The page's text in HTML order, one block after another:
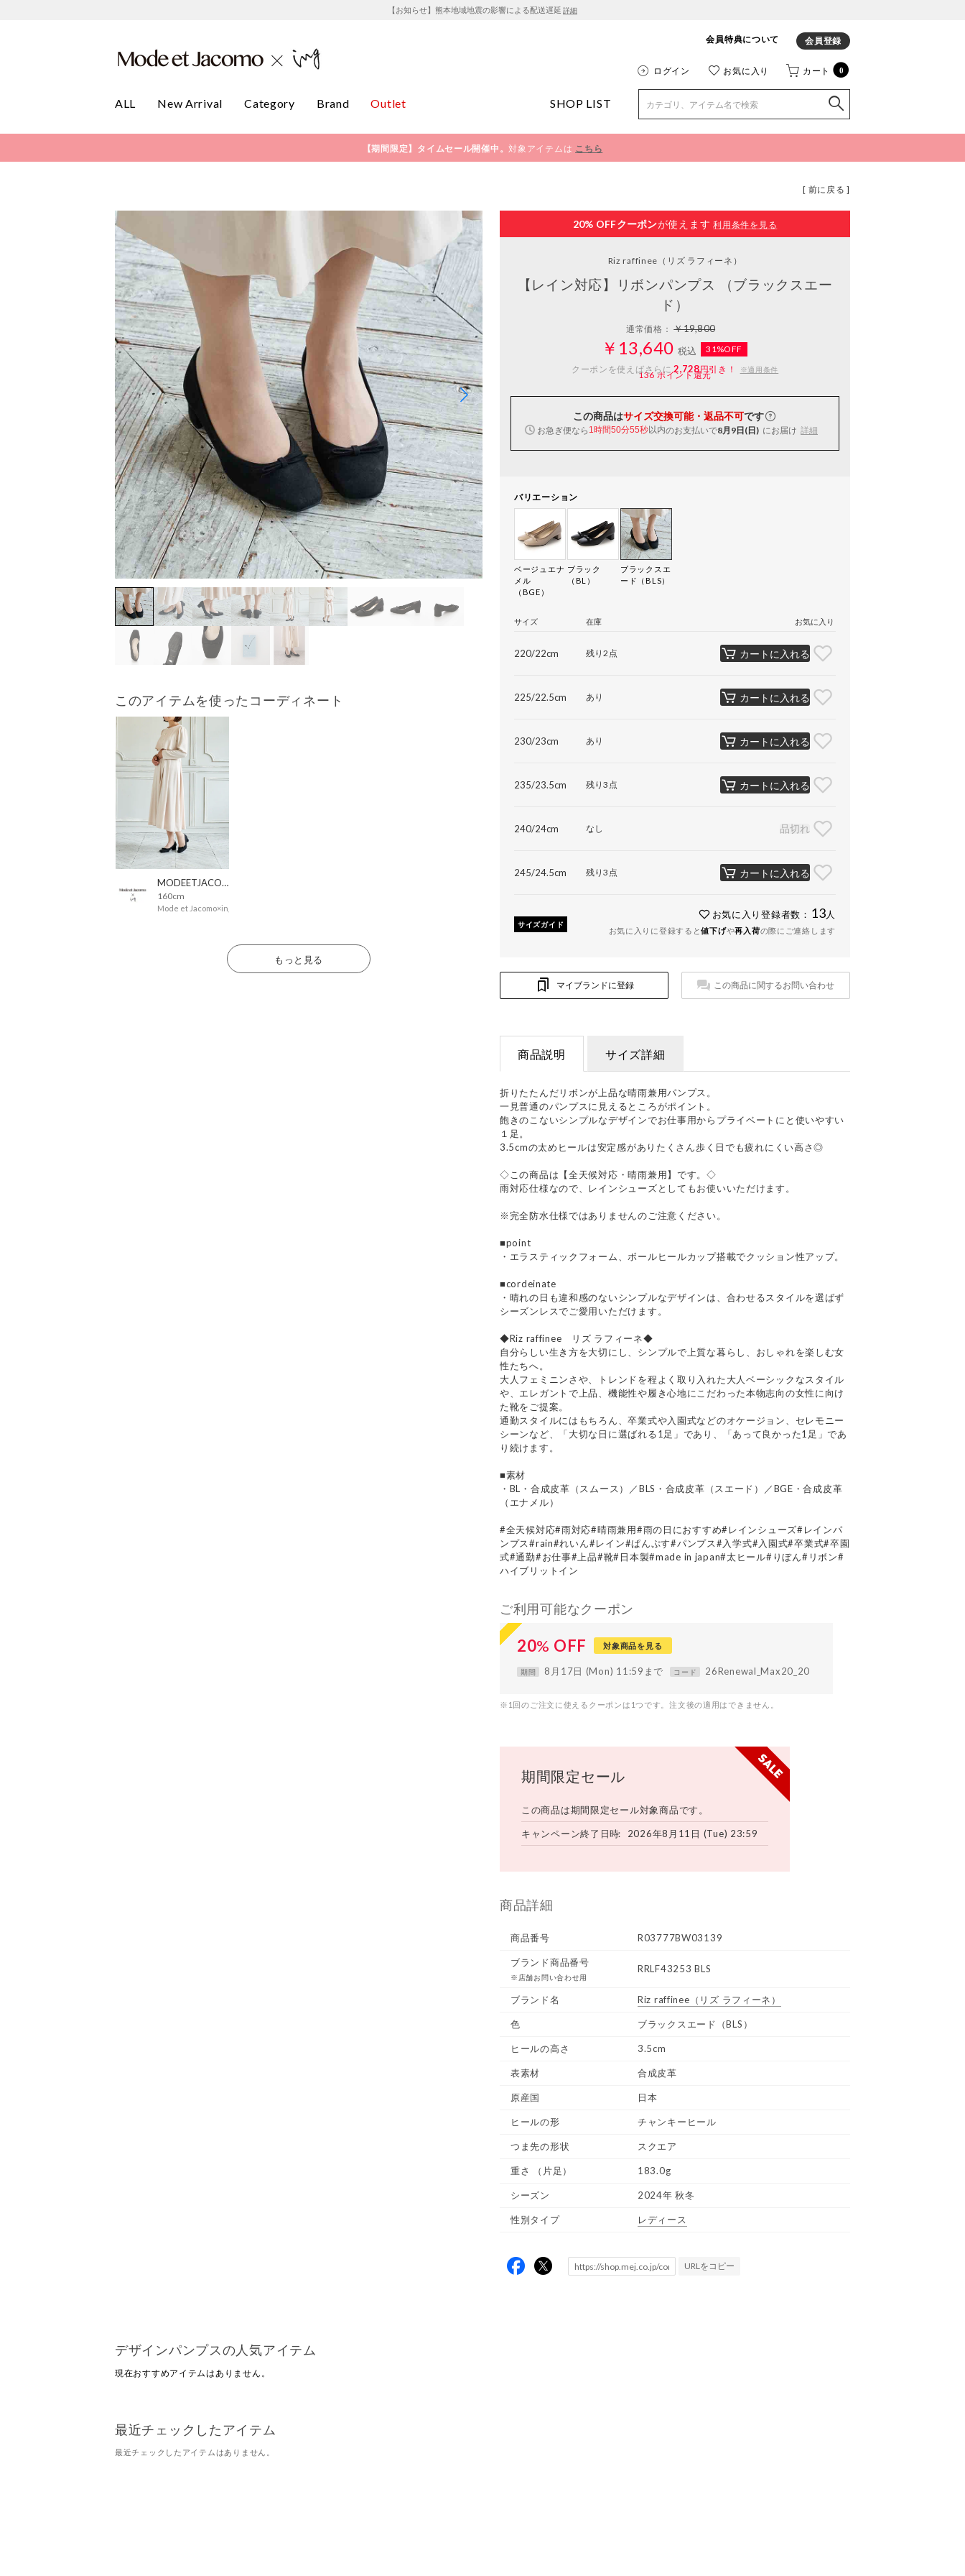
【お知らせ】熊本地域地震の影響による配送遅延 詳細
会員特典について 会員登録
ログイン お気に入り カート 0
ALL New Arrival Category Brand Outlet SHOP LIST
【期間限定】タイムセール開催中。対象アイテムは こちら
[ 前に戻る ]
このアイテムを使ったコーディネート
MODEETJACOMOingSTAFF
160cm
Mode et Jacomo×ing
もっと見る
20% OFFクーポンが使えます 利用条件を見る
Riz raffinee （リズ ラフィーネ）
【レイン対応】リボンパンプス （ブラックスエー
ド）
通常価格：￥19,800
￥13,640 税込
31%OFF
クーポンを使えばさらに2,728円引き！ ※適用条件
136ポイント還元
この商品はサイズ交換可能・返品不可です
お急ぎ便なら 1時間50分54秒以内のお支払いで8月9日(日) にお届け 詳細
バリエーション
ベージュエナ
メル
（BGE）
ブラック
（BL）
ブラックスエ
ード（BLS）
サイズ 在庫 お気に入り
220/22cm 残り2点 カートに入れる
225/22.5cm あり カートに入れる
230/23cm あり カートに入れる
235/23.5cm 残り3点 カートに入れる
240/24cm なし 品切れ
245/24.5cm 残り3点 カートに入れる
サイズガイド
お気に入り登録者数： 13 人
お気に入りに登録すると値下げや再入荷の際にご連絡します
マイブランドに登録 この商品に関するお問い合わせ
商品説明 サイズ詳細
折りたたんだリボンが上品な晴雨兼用パンプス。
一見普通のパンプスに見えるところがポイント。
飽きのこないシンプルなデザインでお仕事用からプライベートにと使いやすい
１足。
3.5cmの太めヒールは安定感がありたくさん歩く日でも疲れにくい高さ◎
◇この商品は【全天候対応・晴雨兼用】です。◇
雨対応仕様なので、レインシューズとしてもお使いいただけます。
※完全防水仕様ではありませんのご注意ください。
■point
・エラスティックフォーム、ボールヒールカップ搭載でクッション性アップ。
■cordeinate
・晴れの日も違和感のないシンプルなデザインは、合わせるスタイルを選ばず
シーズンレスでご愛用いただけます。
◆Riz raffinee リズ ラフィーネ◆
自分らしい生き方を大切にし、シンプルで上質な暮らし、おしゃれを楽しむ女
性たちへ。
大人フェミニンさや、トレンドを程よく取り入れた大人ベーシックなスタイル
や、エレガントで上品、機能性や履き心地にこだわった本物志向の女性に向け
た靴をご提案。
通勤スタイルにはもちろん、卒業式や入園式などのオケージョン、セレモニー
シーンなど、「大切な日に選ばれる1足」であり、「あって良かった1足」であ
り続けます。
■素材
・BL・合成皮革（スムース）／BLS・合成皮革（スエード）／BGE・合成皮革
（エナメル）
#全天候対応#雨対応#晴雨兼用#雨の日におすすめ#レインシューズ#レインパ
ンプス#rain#れいん#レイン#ぱんぷす#パンプス#入学式#入園式#卒業式#卒園
式#通勤#お仕事#上品#靴#日本製#made in japan#太ヒール#りぼん#リボン#
ハイブリットイン
ご利用可能なクーポン
20% OFF 対象商品を見る
期間 8月17日 (Mon) 11:59まで コード 26Renewal_Max20_20
※1回のご注文に使えるクーポンは1つです。注文後の適用はできません。
期間限定セール
この商品は期間限定セール対象商品です。
キャンペーン終了日時 2026年8月11日 (Tue) 23:59
商品詳細
商品番号 R03777BW03139
ブランド商品番号
※店舗お問い合わせ用
RRLF43253 BLS
ブランド名 Riz raffinee （リズ ラフィーネ）
色 ブラックスエード（BLS）
ヒールの高さ 3.5cm
表素材 合成皮革
原産国 日本
ヒールの形 チャンキーヒール
つま先の形状 スクエア
重さ （片足） 183.0g
シーズン 2024年 秋冬
性別タイプ レディース
URLをコピー
デザインパンプスの人気アイテム
現在おすすめアイテムはありません。
最近チェックしたアイテム
最近チェックしたアイテムはありません。